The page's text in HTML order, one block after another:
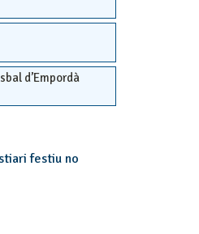
d’Empordà
festiu no